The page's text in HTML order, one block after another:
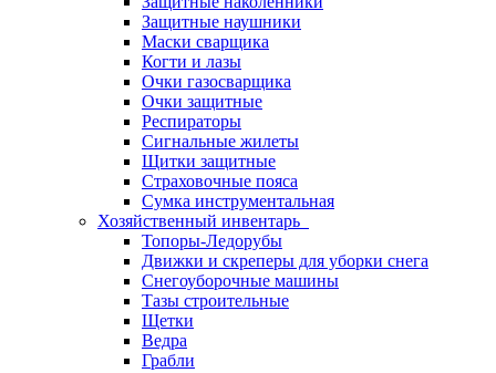
Защитные наушники
Маски сварщика
Когти и лазы
Очки газосварщика
Очки защитные
Респираторы
Сигнальные жилеты
Щитки защитные
Страховочные пояса
Сумка инструментальная
Хозяйственный инвентарь
Топоры-Ледорубы
Движки и скреперы для уборки снега
Снегоуборочные машины
Тазы строительные
Щетки
Ведра
Грабли